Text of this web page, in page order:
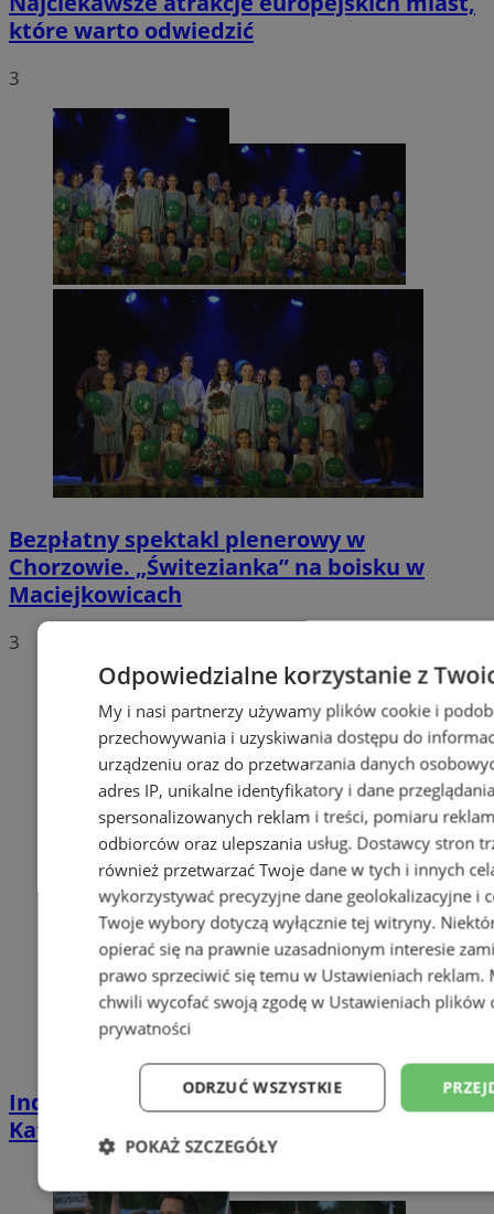
które warto odwiedzić
3
Bezpłatny spektakl plenerowy w
Chorzowie. „Świtezianka” na boisku w
Maciejkowicach
3
Industrialna podróż przez Chorzów i
Katowice. Nadchodzi HUTBANA 2026
Odpowiedzialne korzystanie z
My i nasi partnerzy używamy plików cookie i
przechowywania i uzyskiwania dostępu do
urządzeniu oraz do przetwarzania danych
adres IP, unikalne identyfikatory i dane
spersonalizowanych reklam i treści, pomiaru
odbiorców oraz ulepszania usług. Dostawcy stron
również przetwarzać Twoje dane w tych i innych
wykorzystywać precyzyjne dane geolokalizacyjne i
Twoje wybory dotyczą wyłącznie tej witryny.
opierać się na prawnie uzasadnionym interesie
prawo sprzeciwić się temu w Ustawieniach reklam.
chwili wycofać swoją zgodę w Ustawieniach plików
prywatności
ODRZUĆ WSZYSTKIE
POKAŻ SZCZEGÓŁY
Niezbędne Wydajność